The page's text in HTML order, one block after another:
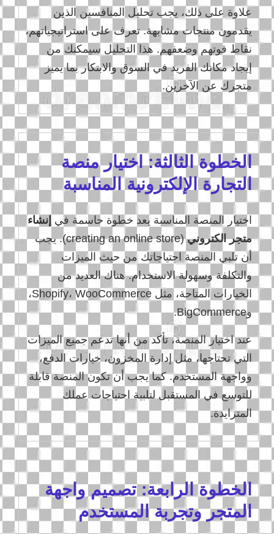
علاوة على ذلك، يجب تحليل المنافسين الذين
يقدمون منتجات مشابهة. تعرف على استراتيجياتهم،
نقاط قوتهم وضعفهم. هذا التحليل سيمكنك من
إيجاد مكانك الفريد في السوق والابتكار بما يميز
متجرك عن الآخرين.
الخطوة الثالثة: اختيار منصة
التجارة الإلكترونية المناسبة
اختيار المنصة المناسبة يعد خطوة حاسمة في إنشاء
متجر الكتروني
(creating an online store). يجب
أن تلبي المنصة احتياجاتك من حيث الميزات
والتكلفة وسهولة الاستخدام. هناك العديد من
الخيارات المتاحة، مثل Shopify، WooCommerce،
وBigCommerce.
عند اختيار المنصة، تأكد من أنها تدعم جميع الميزات
التي تحتاجها، مثل إدارة المخزون، خيارات الدفع،
وواجهة المستخدم. كما يجب أن تكون المنصة قابلة
للتوسع في المستقبل لتلبية احتياجات عملك
المتزايدة.
الخطوة الرابعة: تصميم واجهة
المتجر وتجربة المستخدم